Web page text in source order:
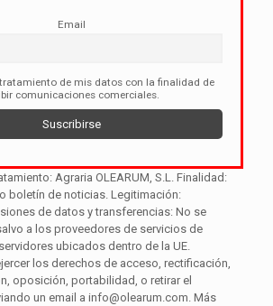
Email
de mis datos con la finalidad de
comunicaciones comerciales.
Agraria OLEARUM, S.L. Finalidad:
boletín de noticias. Legitimación:
de datos y transferencias: No se
a los proveedores de servicios de
ubicados dentro de la UE.
los derechos de acceso, rectificación,
oposición, portabilidad, o retirar el
un email a info@olearum.com. Más